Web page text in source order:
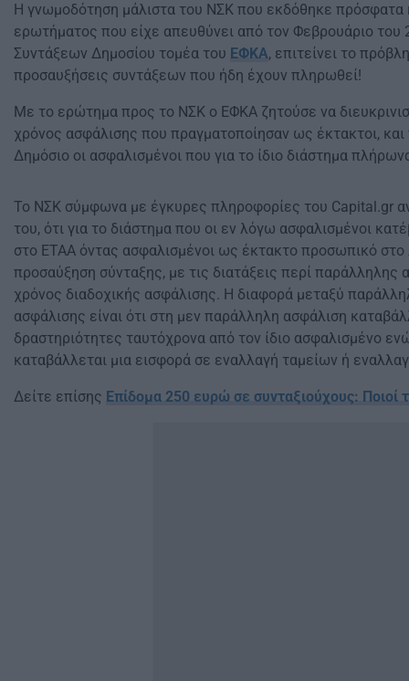
Η γνωμοδότηση μάλιστα του ΝΣΚ που εκδόθηκε πρόσφατα
ερωτήματος που είχε απευθύνει από τον Φεβρουάριο του
Συντάξεων Δημοσίου τομέα του ΕΦΚΑ, επιτείνει το
προσαυξήσεις συντάξεων που ήδη έχουν πληρωθεί!
Με το ερώτημα προς το ΝΣΚ ο ΕΦΚΑ ζητούσε να
χρόνος ασφάλισης που πραγματοποίησαν ως έκτακτοι, και
Δημόσιο οι ασφαλισμένοι που για το ίδιο διάστημα
Το ΝΣΚ σύμφωνα με έγκυρες πληροφορίες του Capital.gr
του, ότι για το διάστημα που οι εν λόγω ασφαλισμένοι
στο ΕΤΑΑ όντας ασφαλισμένοι ως έκτακτο προσωπικό στο
προσαύξηση σύνταξης, με τις διατάξεις περί παράλληλης
χρόνος διαδοχικής ασφάλισης. Η διαφορά μεταξύ
ασφάλισης είναι ότι στη μεν παράλληλη ασφάλιση
δραστηριότητες ταυτόχρονα από τον ίδιο ασφαλισμένο
καταβάλλεται μια εισφορά σε εναλλαγή ταμείων ή
Δείτε επίσης Επίδομα 250 ευρώ σε συνταξιούχους: Ποιοί